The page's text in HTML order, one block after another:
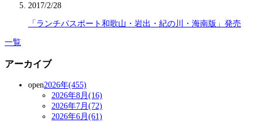
2017/2/28
「ランチパスポート和歌山・岩出・紀の川・海南版」発売
一覧
アーカイブ
open2026年(455)
2026年8月(16)
2026年7月(72)
2026年6月(61)